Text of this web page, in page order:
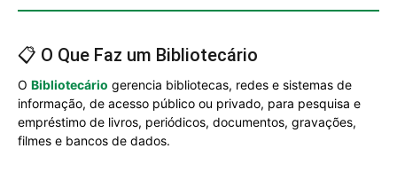
📋 O Que Faz um Bibliotecário
O Bibliotecário gerencia bibliotecas, redes e sistemas de
informação, de acesso público ou privado, para pesquisa e
empréstimo de livros, periódicos, documentos, gravações,
filmes e bancos de dados.